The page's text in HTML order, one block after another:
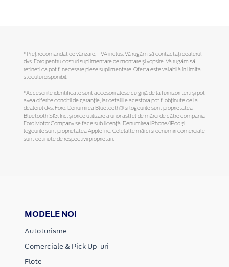
*Preţ recomandat de vânzare, TVA inclus. Vă rugăm să contactaţi dealerul
dvs. Ford pentru costuri suplimentare de montare şi vopsire. Vă rugăm să
reţineţi că pot fi necesare piese suplimentare. Oferta este valabilă în limita
stocului disponibil.
*Accesoriile identificate sunt accesorii alese cu grijă de la furnizori terți și pot
avea diferite condiții de garanție, iar detaliile acestora pot fi obținute de la
dealerul dvs. Ford. Denumirea Bluetooth® și logourile sunt proprietatea
Bluetooth SIG, Inc. și orice utilizare a unor astfel de mărci de către compania
Ford Motor Company se face sub licență. Denumirea iPhone/iPod și
logourile sunt proprietatea Apple Inc. Celelalte mărci și denumiri comerciale
sunt deținute de respectivii proprietari.
MODELE NOI
Autoturisme
Comerciale & Pick Up-uri
Flote